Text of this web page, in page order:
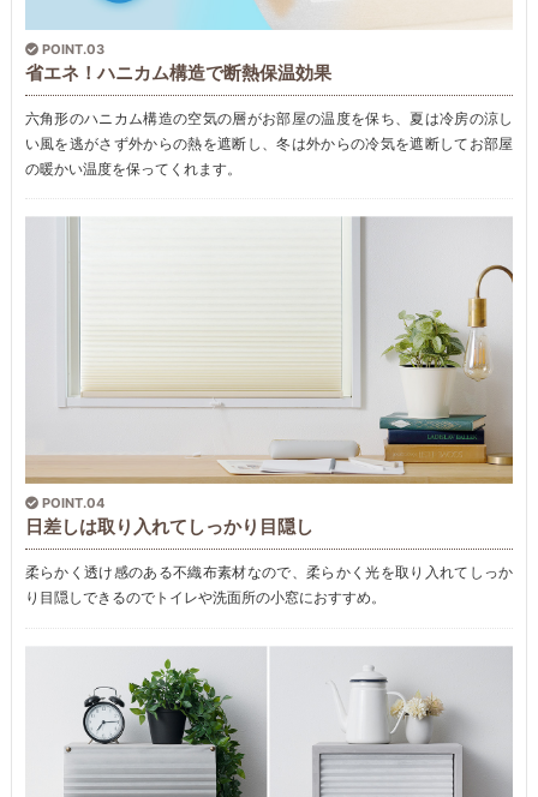
POINT.03
省エネ！ハニカム構造で断熱保温効果
六角形のハニカム構造の空気の層がお部屋の温度を保ち、夏は冷房の涼し
い風を逃がさず外からの熱を遮断し、冬は外からの冷気を遮断してお部屋
の暖かい温度を保ってくれます。
POINT.04
日差しは取り入れてしっかり目隠し
柔らかく透け感のある不織布素材なので、柔らかく光を取り入れてしっか
り目隠しできるのでトイレや洗面所の小窓におすすめ。